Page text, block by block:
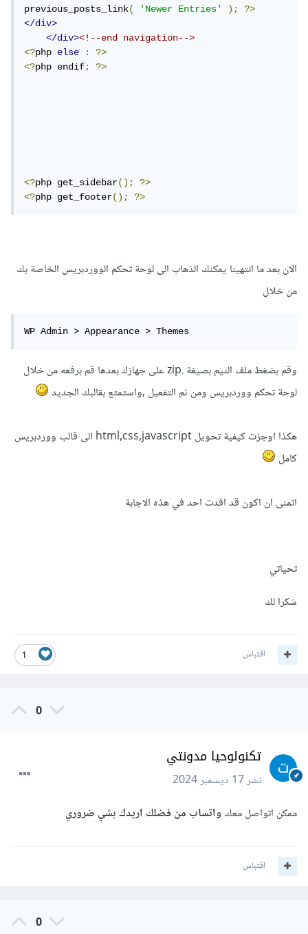
previous_posts_link( 'Newer Entries' );
?>
</div>
</div><!--end navigation-->
<?php else :
?>
<?php endif; ?>
<?php get_sidebar();
?>
<?php get_footer(); ?>
الان بعد ما انتهينا يمكنك الذهاب الى لوحة تحكم الووردبريس الخاصة بك
من خلال
WP Admin > Appearance > Themes
وقم بضغط ملف الثيم بصيغة .zip على جهازك بعدها قم برفعه من خلال
لوحة تحكم ووردبريس ومن ثم التفعيل ,واستمتع بقالبك الجديد
هكذا اوجزت كيفية تحويل html,css,javascript الى قالب ووردبريس
كامل
اتمنى ان اكون قد افدت احد في هذه الاجابة
تحياتي
شكرا لك
1 اقتباس
0
تكنولوحيا مدونتي
نشر17 ديسمبر 2024
ممكن اتواصل معك واتساب من فضلك اريدك بشي ضروري
اقتباس
0